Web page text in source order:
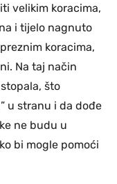
velikim koracima,
i tijelo nagnuto
koracima,
Na taj način
što
u stranu i da dođe
ne budu u
bi mogle pomoći